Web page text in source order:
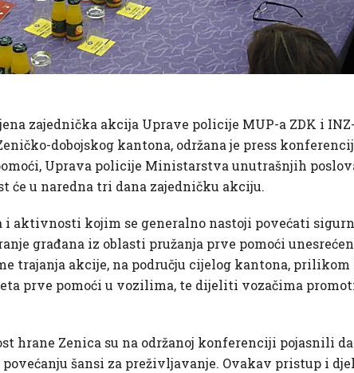
zajednička akcija Uprave policije MUP-a ZDK i INZ-
dobojskog kantona, održana je press
Uprava policije Ministarstva unutrašnjih
će u naredna tri dana zajedničku akciju.
i aktivnosti kojim se generalno nastoji povećati
građana iz oblasti pružanja prve pomoći
trajanja akcije, na području cijelog kantona, prilikom
prve pomoći u vozilima, te dijeliti vozačima
Zenica su na održanoj konferenciji pojasnili
šansi za preživljavanje. Ovakav pristup i